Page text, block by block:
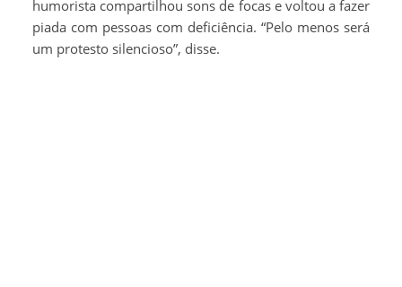
humorista compartilhou sons de focas e voltou a fazer
piada com pessoas com deficiência. “Pelo menos será
um protesto silencioso”, disse.